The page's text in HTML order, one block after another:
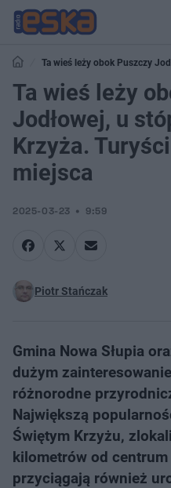
Ta wieś leży obok Puszczy
kochają te miejsca
Ta wieś leży
Jodłowej, u
Krzyża.
miejsca
2025-03-23 9:59
Piotr Stańczak
Gmina Nowa Słupia
dużym
różnorodne
Największą
Świętym Krzyżu,
kilometrów od
przyciągają również